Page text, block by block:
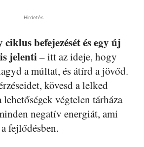
Hirdetés
ciklus befejezését és egy új
jelenti– itt az ideje, hogy
a múltat, és átírd a jövőd.
kövesd a lelked
lehetőségek végtelen tárháza
negatív energiát, ami
fejlődésben.